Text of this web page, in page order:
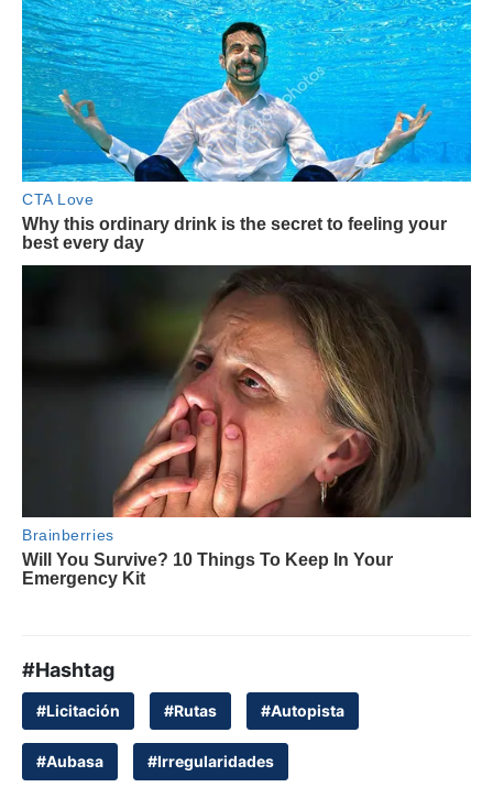
#Hashtag
#Licitación #Rutas #Autopista
#Aubasa #Irregularidades